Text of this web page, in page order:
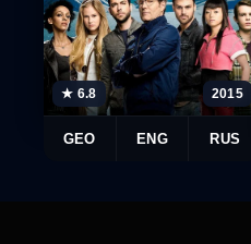
★ 6.8 2015
GEO ENG RUS